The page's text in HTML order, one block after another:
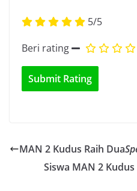
5/5
Beri rating
MAN 2 Kudus Raih Dua
Siswa MAN 2 Kudus